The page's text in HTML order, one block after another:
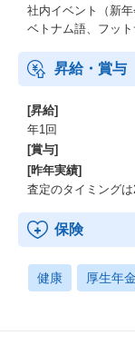
社内イベント（新
ベトナム語、フット
昇給・賞与
[昇給]
年1回
[賞与]
[昨年実績]
査定のタイミングは
保険
健康 厚生年金